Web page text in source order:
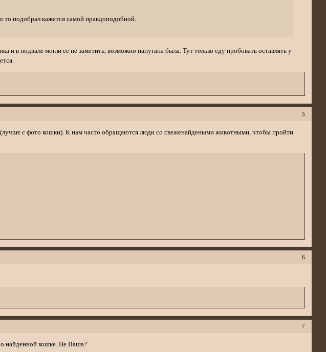
то подобрал кажется самой правдоподобной.
и в подвале могли ее не заметить, возможно напугана была. Тут только еду пробовать оставлять у
5
с фото кошки). К нам часто обращаются люди со свеженайдеными животными, чтобы пройти
6
7
найденной кошке. Не Ваша?